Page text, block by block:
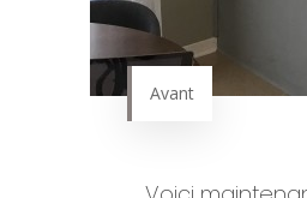
Avant